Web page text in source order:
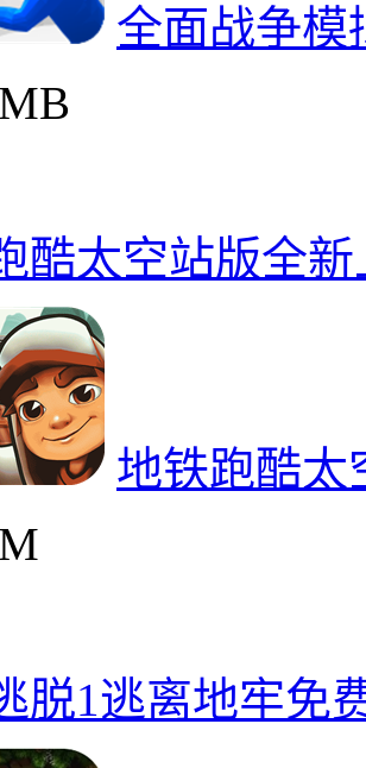
全面战争模
酷太空站版全
地铁跑酷太
脱1逃离地牢免